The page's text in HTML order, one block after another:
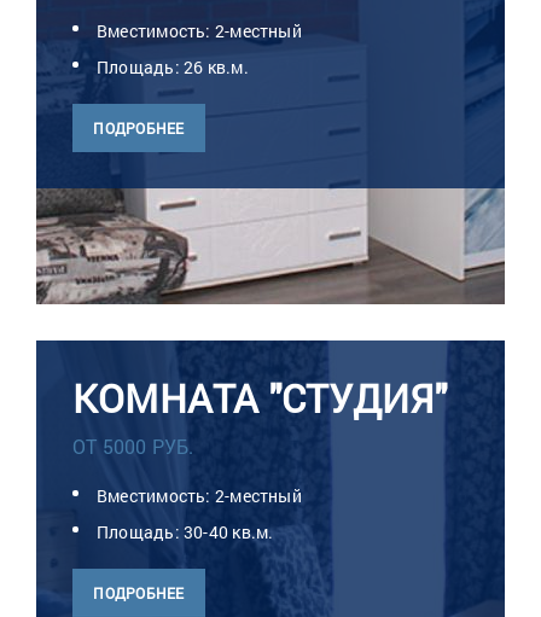
Вместимость: 2-местный
Площадь: 26 кв.м.
ПОДРОБНЕЕ
КОМНАТА "СТУДИЯ"
ОТ 5000 РУБ.
Вместимость: 2-местный
Площадь: 30-40 кв.м.
ПОДРОБНЕЕ